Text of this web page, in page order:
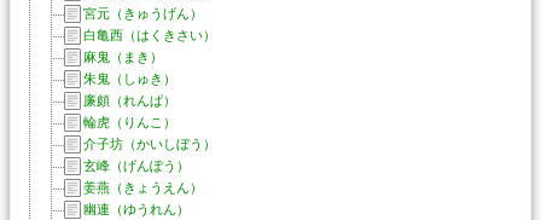
宮元（きゅうげん）
白亀西（はくきさい）
麻鬼（まき）
朱鬼（しゅき）
廉頗（れんぱ）
輪虎（りんこ）
介子坊（かいしぼう）
玄峰（げんぽう）
姜燕（きょうえん）
幽連（ゆうれん）